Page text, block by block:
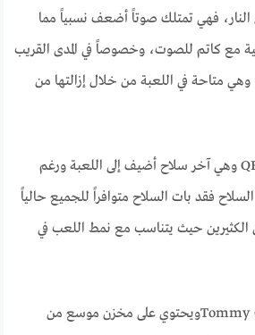
فهي تمتلك صوتاً أضعف نسبياً مما
مع كاتم للصوت، وخصوصاً في المدى القريب
وهي متاحة في اللعبة من خلال إزالتها من
بندقية QBZ95 وهي آخر سلاح أضيف إلى اللعبة ورغم
فقد بات السلاح متوافراً للجميع حالياً
الكثيرين حيث يتناسب مع نمط اللعب في
بندقية Tommy Gunويحتوي على مخزن موسع من